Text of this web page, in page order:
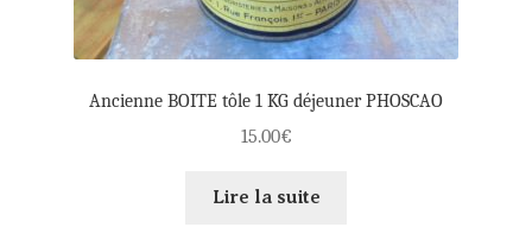
Ancienne BOITE tôle 1 KG déjeuner PHOSCAO
15.00€
Lire la suite